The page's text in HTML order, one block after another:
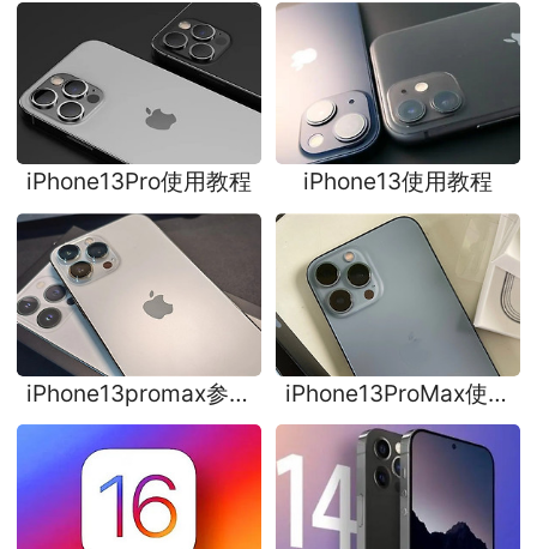
iPhone13Pro使用教程 iPhone13使用教程
iPhone13promax参数
配置
iPhone13ProMax使用
教程